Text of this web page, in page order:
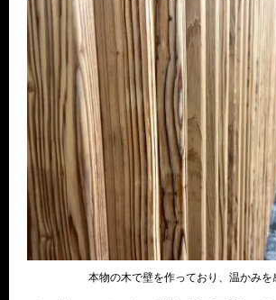
本物の木で壁を作っており、温かみを